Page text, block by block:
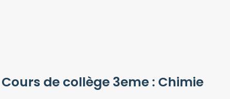
Cours de collège 3eme : Chimie